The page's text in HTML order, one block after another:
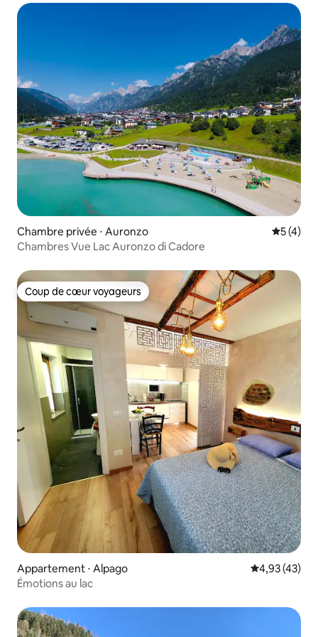
Chambre privée ⋅ Auronzo
5 (4)
Chambres Vue Lac Auronzo di Cadore
Coup de cœur voyageurs
Coup de cœur voyageurs
Appartement ⋅ Alpago Évaluation
4,93 (43)
Émotions au lac